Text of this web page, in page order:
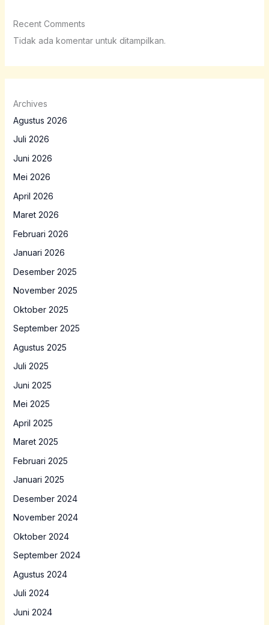
Recent Comments
Tidak ada komentar untuk ditampilkan.
Archives
Agustus 2026
Juli 2026
Juni 2026
Mei 2026
April 2026
Maret 2026
Februari 2026
Januari 2026
Desember 2025
November 2025
Oktober 2025
September 2025
Agustus 2025
Juli 2025
Juni 2025
Mei 2025
April 2025
Maret 2025
Februari 2025
Januari 2025
Desember 2024
November 2024
Oktober 2024
September 2024
Agustus 2024
Juli 2024
Juni 2024